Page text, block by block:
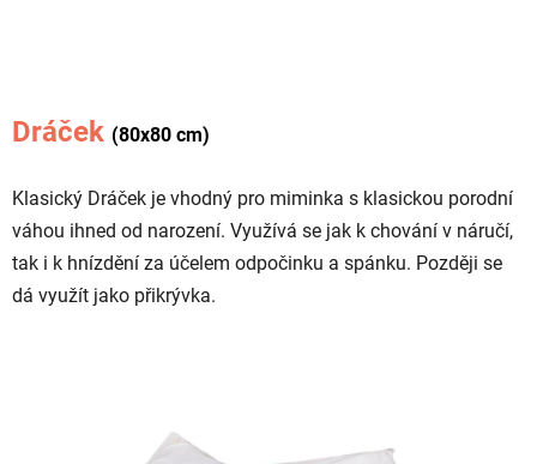
Dráček (80x80 cm)
Klasický Dráček je vhodný pro miminka s klasickou porodní
váhou ihned od narození. Využívá se jak k chování v náručí,
tak i k hnízdění za účelem odpočinku a spánku. Později se
dá využít jako přikrývka.